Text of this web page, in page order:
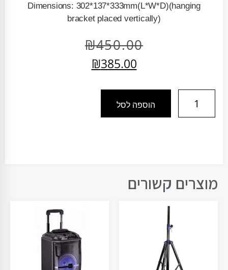
Dimensions: 302*137*333mm(L*W*D)(hanging
bracket placed vertically)
₪450.00
₪385.00
הוספה לסל
מוצרים קשורים